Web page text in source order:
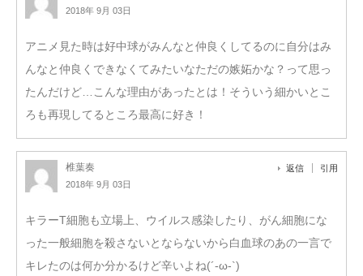
2018年 9月 03日
アニメ見た時は好中球がみんなと仲良くしてるのに自分はみ
んなと仲良くできなくてみたいなただの嫉妬かな？って思っ
たんだけど…こんな理由があったとは！そういう細かいとこ
ろも再現してるところ最高に好き！
椎葉奏
2018年 9月 03日
返信 引用
キラーT細胞も立場上、ウイルス感染したり、がん細胞にな
った一般細胞を殺さないとならないから白血球のあの一言で
キレたのは何か分かるけど辛いよね(´-ω-`)